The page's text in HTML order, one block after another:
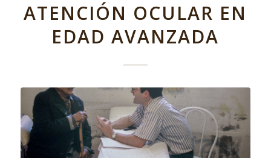
ATENCIÓN OCULAR EN
EDAD AVANZADA